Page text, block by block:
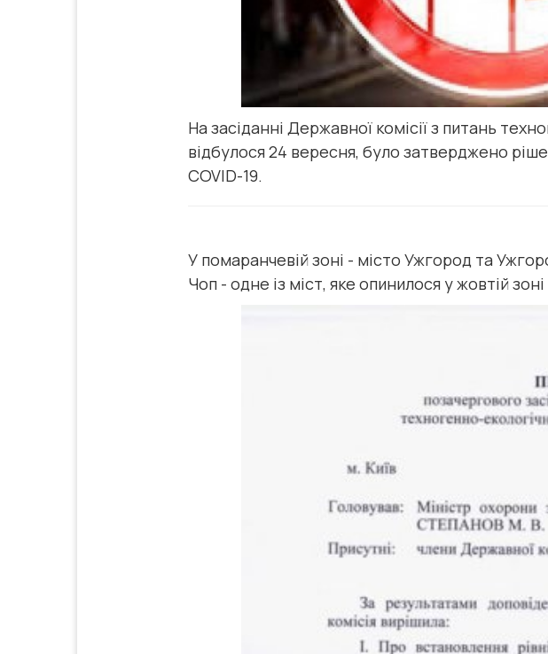
На засіданні Державної комісії з питань
відбулося 24 вересня, було затверджено
COVID-19.
У помаранчевій зоні - місто Ужгород та
Чоп - одне із міст, яке опинилося у жовтій зоні